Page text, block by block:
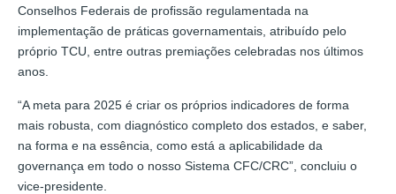
Conselhos Federais de profissão regulamentada na
implementação de práticas governamentais, atribuído pelo
próprio TCU, entre outras premiações celebradas nos últimos
anos.
“A meta para 2025 é criar os próprios indicadores de forma
mais robusta, com diagnóstico completo dos estados, e saber,
na forma e na essência, como está a aplicabilidade da
governança em todo o nosso Sistema CFC/CRC”, concluiu o
vice-presidente.